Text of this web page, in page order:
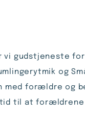
vi gudstjeneste
og
med forældre og
til at forældrene